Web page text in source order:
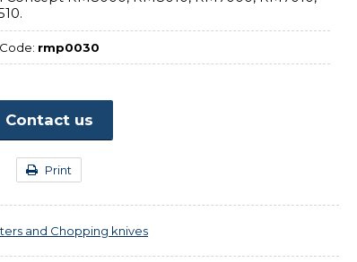
Code: rmp0030
Contact us
Print
and Chopping knives